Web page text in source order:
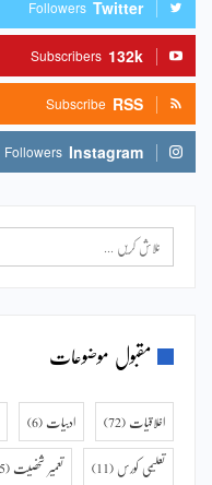
Twitter
Followers
132k
Subscribers
RSS
Subscribe
Instagram
Followers
مقبول موضوعات
اخلاقیات (72) ادبیات (6)
تعلیمی کورس (11) تعمیر شخصیت (115)